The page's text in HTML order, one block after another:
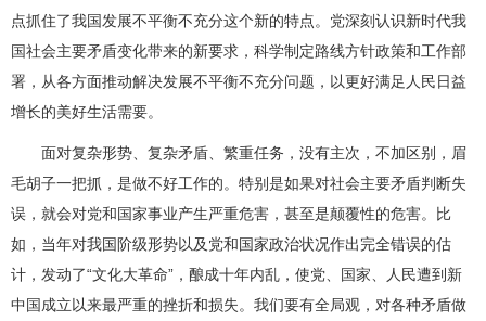
点抓住了我国发展不平衡不充分这个新的特点。党深刻认识新时代我
国社会主要矛盾变化带来的新要求，科学制定路线方针政策和工作部
署，从各方面推动解决发展不平衡不充分问题，以更好满足人民日益
增长的美好生活需要。
面对复杂形势、复杂矛盾、繁重任务，没有主次，不加区别，眉
毛胡子一把抓，是做不好工作的。特别是如果对社会主要矛盾判断失
误，就会对党和国家事业产生严重危害，甚至是颠覆性的危害。比
如，当年对我国阶级形势以及党和国家政治状况作出完全错误的估
计，发动了“文化大革命”，酿成十年内乱，使党、国家、人民遭到新
中国成立以来最严重的挫折和损失。我们要有全局观，对各种矛盾做